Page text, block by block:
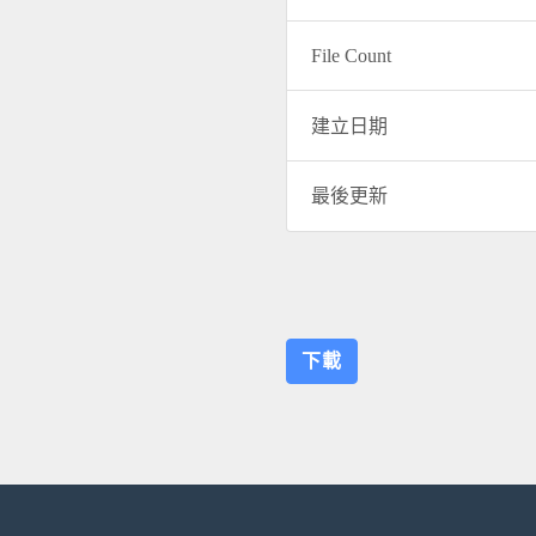
File Count
建立日期
最後更新
下載